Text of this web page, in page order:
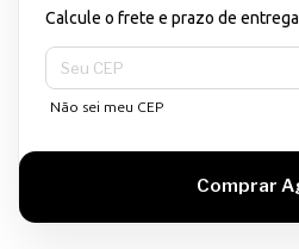
Calcule o frete e prazo de entrega
Entregas para o CEP:
Não sei meu CEP